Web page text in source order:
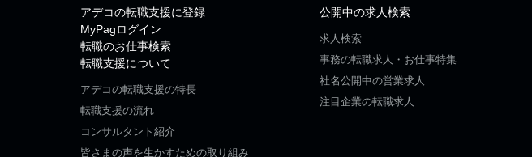
アデコの転職支援に登録
MyPagログイン
転職のお仕事検索
転職支援について
アデコの転職支援の特長
転職支援の流れ
コンサルタント紹介
皆さまの声を生かすための取り組み
公開中の求人検索
求人検索
事務の転職求人・お仕事特集
社名公開中の営業求人
注目企業の転職求人